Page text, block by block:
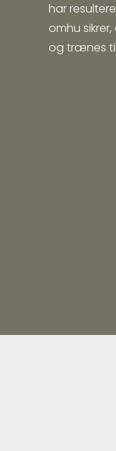
har
omhu
og trænes